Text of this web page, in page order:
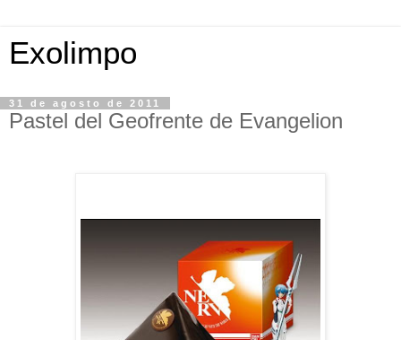
Exolimpo
31 de agosto de 2011
Pastel del Geofrente de Evangelion